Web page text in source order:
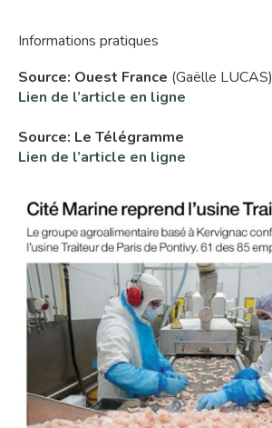
Informations pratiques
Source: Ouest France (Gaëlle LUCAS)
Lien de l’article en ligne
Source: Le Télégramme
Lien de l’article en ligne